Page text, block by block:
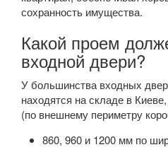
сохранность имущества.
Какой проем
входной двери?
У большинства входных
находятся на складе в
(по внешнему периметру
860, 960 и 1200 мм по